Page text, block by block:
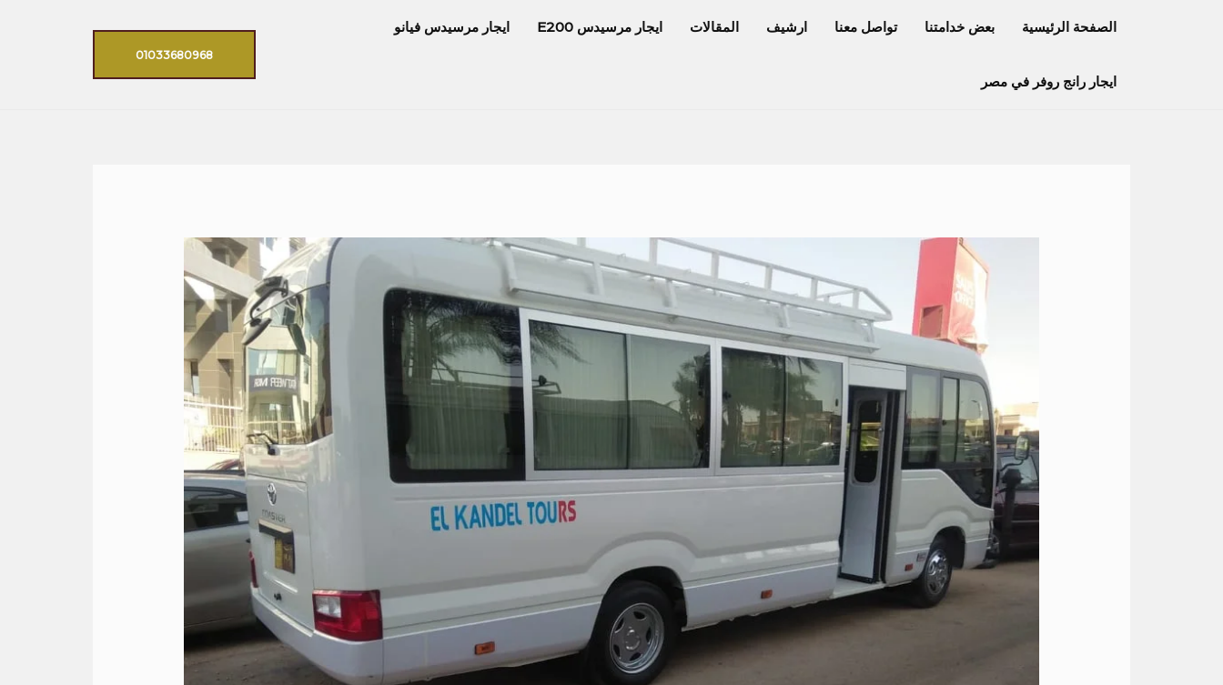
الصفحة الرئيسية بعض خدامتنا تواصل معنا ارشيف المقالات ايجار مرسيدس E200 ايجار مرسيدس فيانو
ايجار رانج روفر في مصر
01033680968